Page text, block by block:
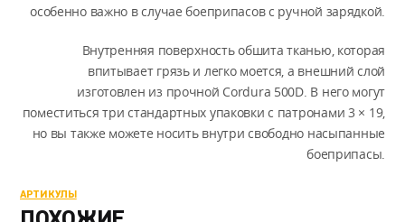
особенно важно в случае боеприпасов с ручной зарядкой.
Внутренняя поверхность обшита тканью, которая
впитывает грязь и легко моется, а внешний слой
изготовлен из прочной Cordura 500D. В него могут
поместиться три стандартных упаковки с патронами 3 × 19,
но вы также можете носить внутри свободно насыпанные
боеприпасы.
АРТИКУЛЫ